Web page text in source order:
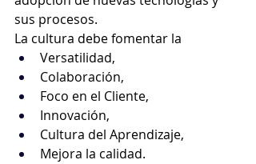
sus procesos.
La cultura debe fomentar la
Versatilidad,
Colaboración,
Foco en el Cliente,
Innovación,
Cultura del Aprendizaje,
Mejora la calidad.